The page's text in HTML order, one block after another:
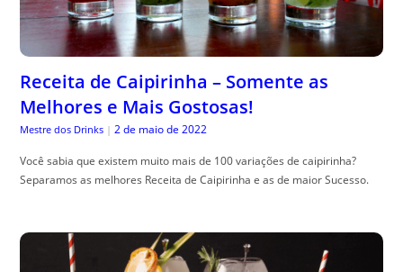
Receita de Caipirinha – Somente as
Melhores e Mais Gostosas!
Mestre dos Drinks | 2 de maio de 2022
Você sabia que existem muito mais de 100 variações de caipirinha?
Separamos as melhores Receita de Caipirinha e as de maior Sucesso.